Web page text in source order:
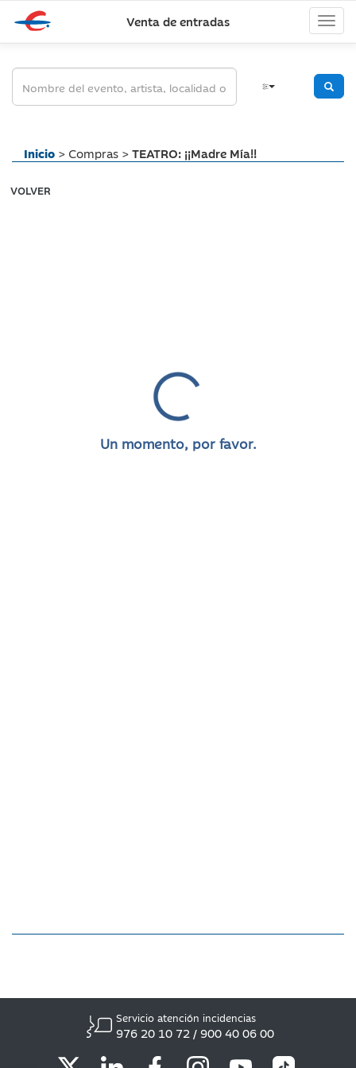
Venta de entradas
Inicio > Compras >TEATRO: ¡¡Madre Mía!!
VOLVER
Servicio atención incidencias
976 20 10 72 / 900 40 06 00